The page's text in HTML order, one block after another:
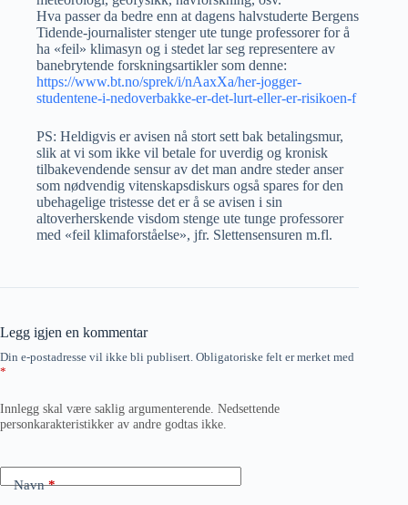
Hva passer da bedre enn at dagens halvstuderte Bergens
Tidende-journalister stenger ute tunge professorer for å
ha «feil» klimasyn og i stedet lar seg representere av
banebrytende forskningsartikler som denne:
https://www.bt.no/sprek/i/nAaxXa/her-jogger-
studentene-i-nedoverbakke-er-det-lurt-eller-er-risikoen-f
PS: Heldigvis er avisen nå stort sett bak betalingsmur,
slik at vi som ikke vil betale for uverdig og kronisk
tilbakevendende sensur av det man andre steder anser
som nødvendig vitenskapsdiskurs også spares for den
ubehagelige tristesse det er å se avisen i sin
altoverherskende visdom stenge ute tunge professorer
med «feil klimaforståelse», jfr. Slettensensuren m.fl.
Legg igjen en kommentar
Din e-postadresse vil ikke bli publisert. Obligatoriske felt er merket med
*
Innlegg skal være saklig argumenterende. Nedsettende
personkarakteristikker av andre godtas ikke.
Navn*